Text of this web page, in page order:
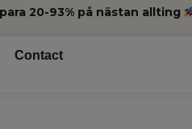
20-93% på nästan allting
Contact